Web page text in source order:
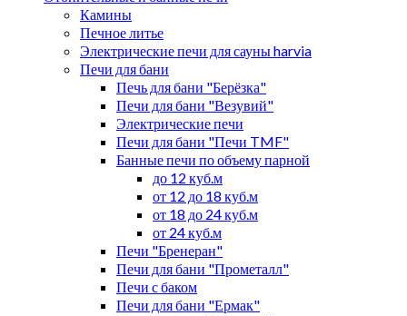
Камины
Печное литье
Электрические печи для сауны harvia
Печи для бани
Печь для бани "Берёзка"
Печи для бани "Везувий"
Электрические печи
Печи для бани "Печи TMF"
Банные печи по объему парной
до 12 куб.м
от 12 до 18 куб.м
от 18 до 24 куб.м
от 24 куб.м
Печи "Бренеран"
Печи для бани "Прометалл"
Печи с баком
Печи для бани "Ермак"